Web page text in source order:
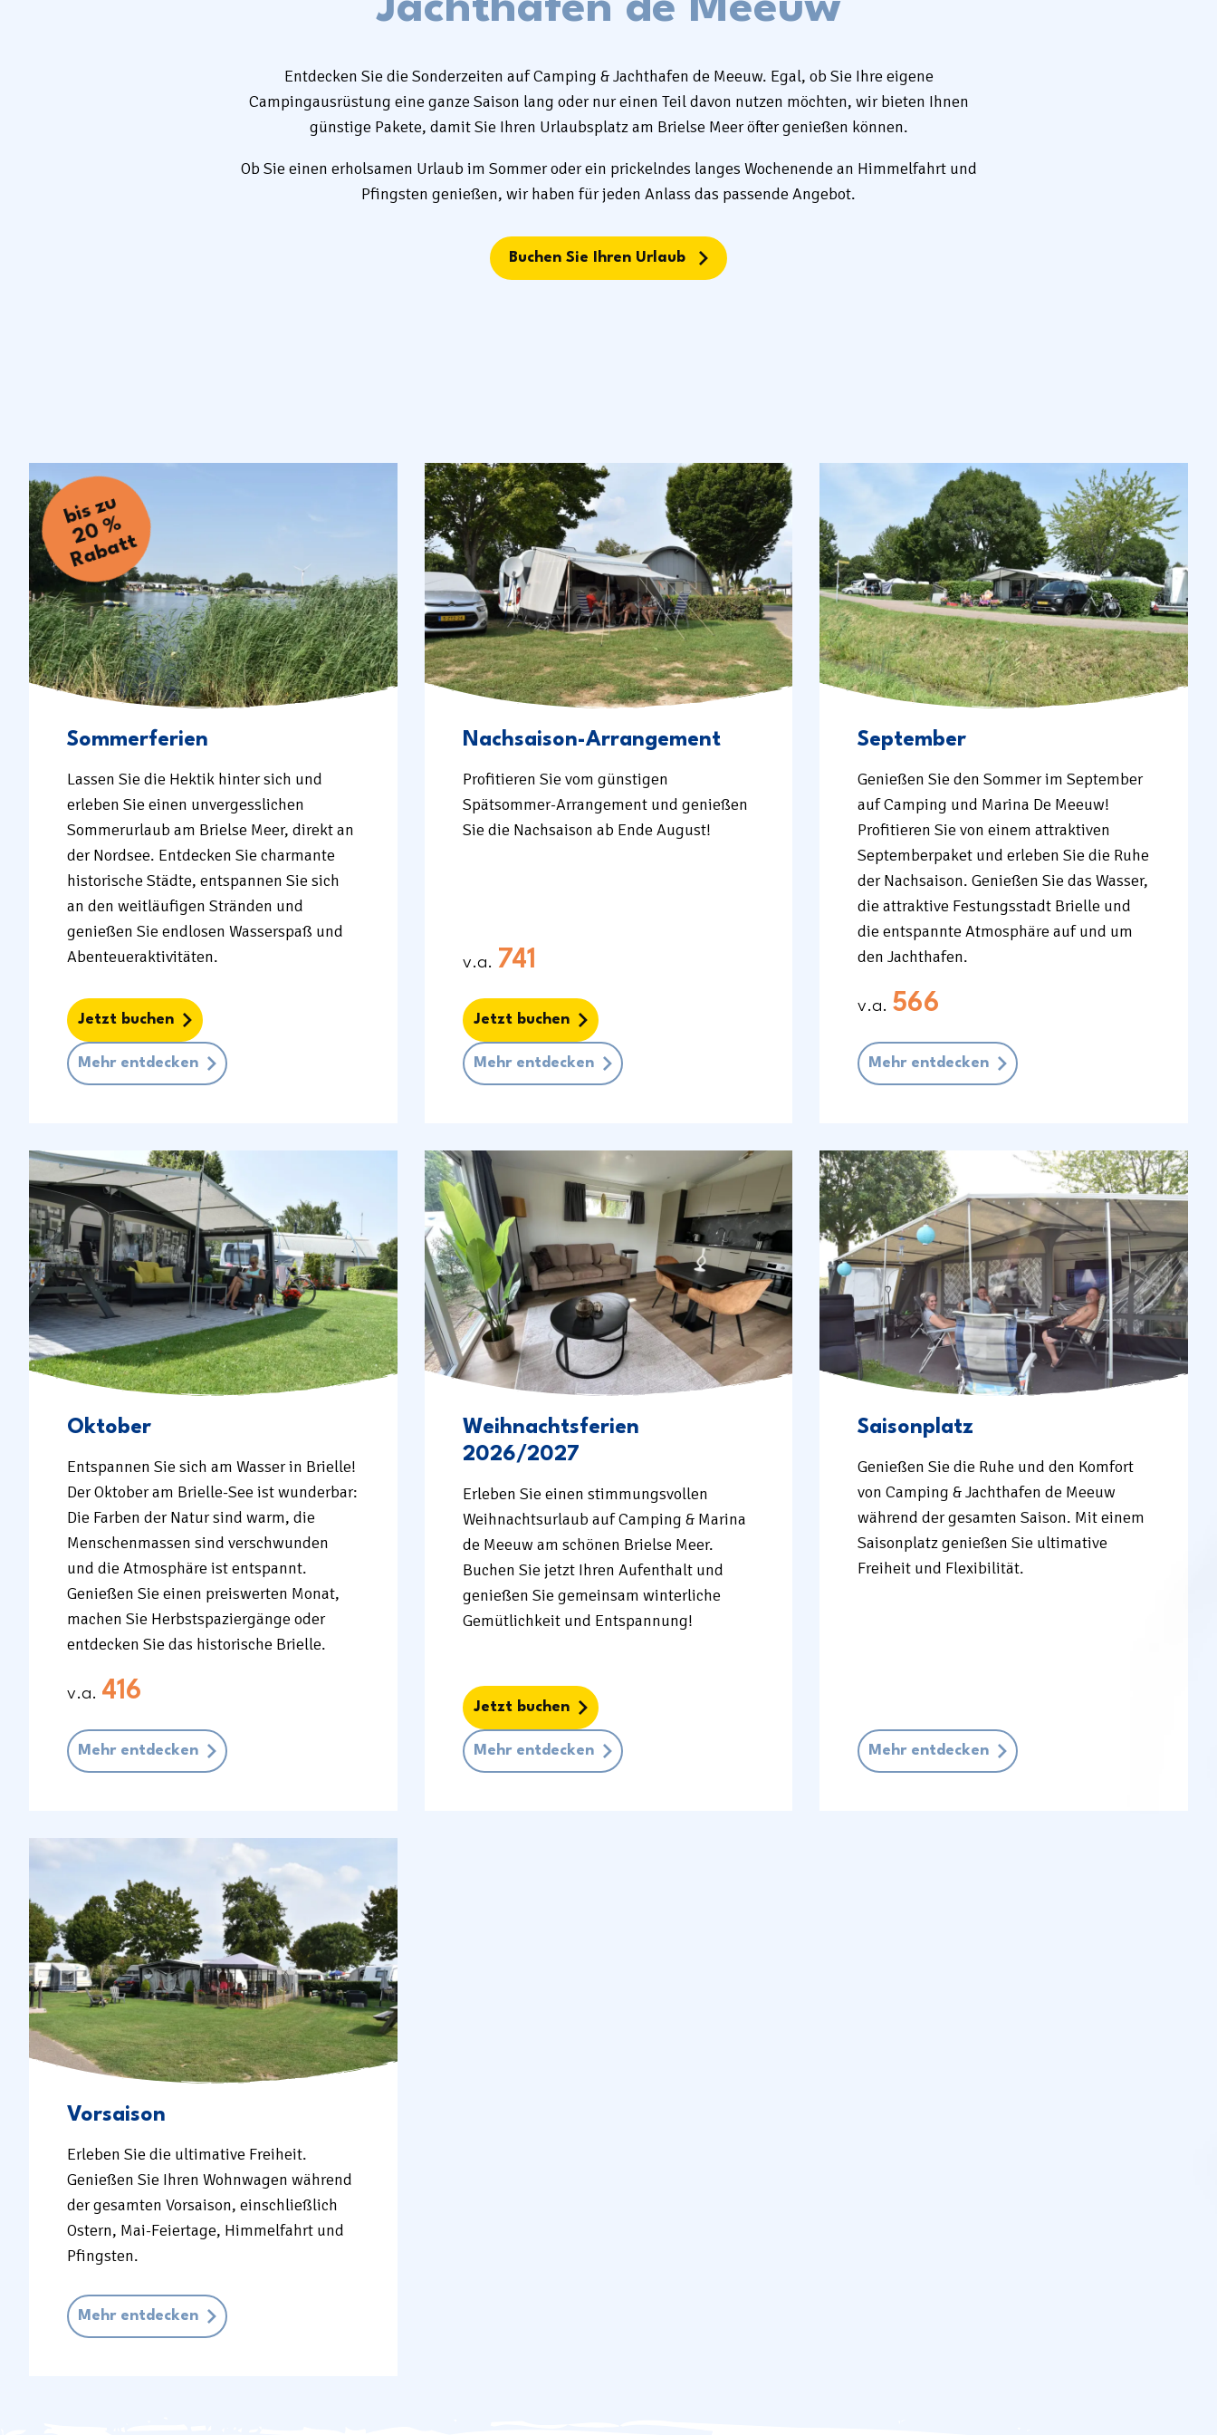
Jachthafen de Meeuw
Entdecken Sie die Sonderzeiten auf Camping & Jachthafen de Meeuw. Egal, ob Sie Ihre eigene
Campingausrüstung eine ganze Saison lang oder nur einen Teil davon nutzen möchten, wir bieten Ihnen
günstige Pakete, damit Sie Ihren Urlaubsplatz am Brielse Meer öfter genießen können.
Ob Sie einen erholsamen Urlaub im Sommer oder ein prickelndes langes Wochenende an Himmelfahrt und
Pfingsten genießen, wir haben für jeden Anlass das passende Angebot.
Buchen Sie Ihren Urlaub
bi
s
z
u
2
0
%
R
a
b
a
t
t
Sommerferien
Lassen Sie die Hektik hinter sich und
erleben Sie einen unvergesslichen
Sommerurlaub am Brielse Meer, direkt an
der Nordsee. Entdecken Sie charmante
historische Städte, entspannen Sie sich
an den weitläufigen Stränden und
genießen Sie endlosen Wasserspaß und
Abenteueraktivitäten.
Jetzt buchen
Mehr entdecken
Nachsaison-Arrangement
Profitieren Sie vom günstigen
Spätsommer-Arrangement und genießen
Sie die Nachsaison ab Ende August!
v.a. 741
Jetzt buchen
Mehr entdecken
September
Genießen Sie den Sommer im September
auf Camping und Marina De Meeuw!
Profitieren Sie von einem attraktiven
Septemberpaket und erleben Sie die Ruhe
der Nachsaison. Genießen Sie das Wasser,
die attraktive Festungsstadt Brielle und
die entspannte Atmosphäre auf und um
den Jachthafen.
v.a. 566
Mehr entdecken
Oktober
Entspannen Sie sich am Wasser in Brielle!
Der Oktober am Brielle-See ist wunderbar:
Die Farben der Natur sind warm, die
Menschenmassen sind verschwunden
und die Atmosphäre ist entspannt.
Genießen Sie einen preiswerten Monat,
machen Sie Herbstspaziergänge oder
entdecken Sie das historische Brielle.
v.a. 416
Mehr entdecken
Weihnachtsferien
2026/2027
Erleben Sie einen stimmungsvollen
Weihnachtsurlaub auf Camping & Marina
de Meeuw am schönen Brielse Meer.
Buchen Sie jetzt Ihren Aufenthalt und
genießen Sie gemeinsam winterliche
Gemütlichkeit und Entspannung!
Jetzt buchen
Mehr entdecken
Saisonplatz
Genießen Sie die Ruhe und den Komfort
von Camping & Jachthafen de Meeuw
während der gesamten Saison. Mit einem
Saisonplatz genießen Sie ultimative
Freiheit und Flexibilität.
Mehr entdecken
Vorsaison
Erleben Sie die ultimative Freiheit.
Genießen Sie Ihren Wohnwagen während
der gesamten Vorsaison, einschließlich
Ostern, Mai-Feiertage, Himmelfahrt und
Pfingsten.
Mehr entdecken